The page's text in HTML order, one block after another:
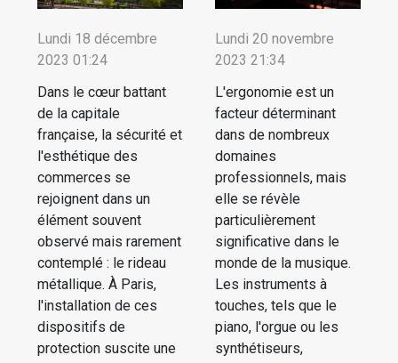
Lundi 18 décembre
2023 01:24
Dans le cœur battant
de la capitale
française, la sécurité et
l'esthétique des
commerces se
rejoignent dans un
élément souvent
observé mais rarement
contemplé : le rideau
métallique. À Paris,
l'installation de ces
dispositifs de
protection suscite une
Lundi 20 novembre
2023 21:34
L'ergonomie est un
facteur déterminant
dans de nombreux
domaines
professionnels, mais
elle se révèle
particulièrement
significative dans le
monde de la musique.
Les instruments à
touches, tels que le
piano, l'orgue ou les
synthétiseurs,